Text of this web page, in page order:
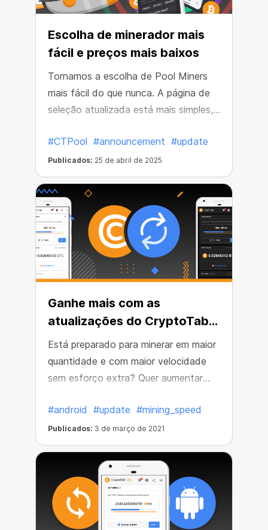
Escolha de minerador mais
fácil e preços mais baixos
Tornamos a escolha de Pool Miners
mais fácil do que nunca. A página de
seleção atualizada está mais simples,
ofertas.
#CTPool #announcement #update
Publicados: 25 de abril de 2025
Ganhe mais com as
atualizações do CryptoTab
Browser!
Está preparado para minerar em maior
quantidade e com maior velocidade
sem esforço extra? Quer aumentar
mineração em tempo integral?
Pensamos em tudo, e agora isso é
possível. Melhoramos nosso Android
navegador, que ficou ainda mais
lucrativo.
#android #update #mining_speed
Publicados: 3 de março de 2021